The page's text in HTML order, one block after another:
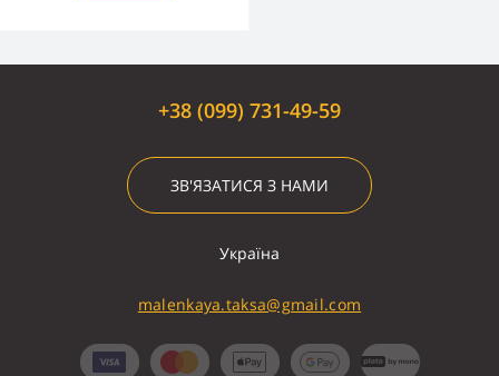
+38 (099) 731-49-59
ЗВ'ЯЗАТИСЯ З НАМИ
Україна
malenkaya.taksa@gmail.com